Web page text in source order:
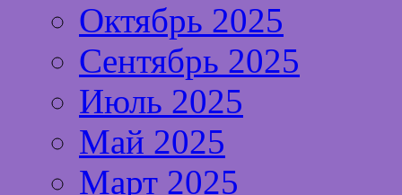
Октябрь 2025
Сентябрь 2025
Июль 2025
Май 2025
Март 2025